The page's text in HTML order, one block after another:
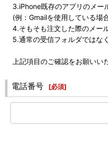
3.iPhone既存のアプリのメー
(例：Gmailを使用している場
4.そもそも注文した際のメー
5.通常の受信フォルダではな
上記項目のご確認をお願いい
電話番号 [必須]